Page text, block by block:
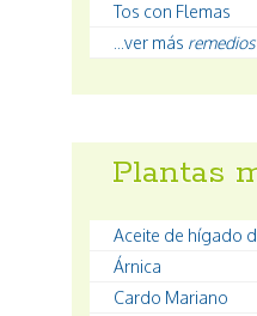
Tos con Flemas
...ver más remedios
Plantas
Aceite de hígado
Árnica
Cardo Mariano